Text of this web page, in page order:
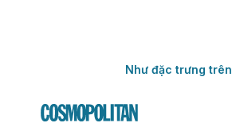
Như đặc trưng trên